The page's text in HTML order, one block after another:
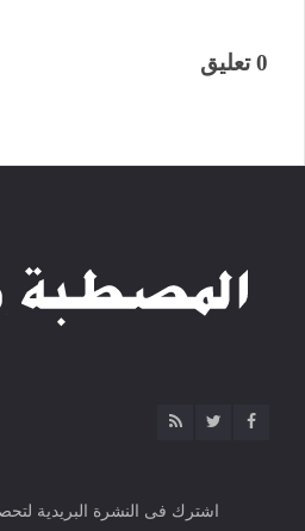
0 تعليق
اشترك فى النشرة البريدية